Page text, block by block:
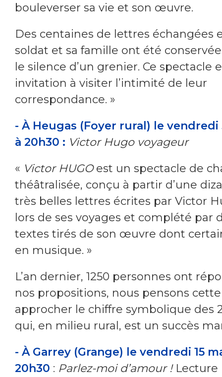
bouleverser sa vie et son œuvre.
Des centaines de lettres échangées
soldat et sa famille ont été
le silence d’un grenier. Ce spectacle
invitation à visiter l’intimité de leur
correspondance. »
- À Heugas (Foyer rural) le vendredi
à 20h30 : Victor Hugo voyageur
« Victor HUGOest un spectacle de
théâtralisée, conçu à partir d’une
très belles lettres écrites par Victor
lors de ses voyages et complété par
textes tirés de son œuvre dont
en musique. »
L’an dernier, 1250 personnes ont
nos propositions, nous pensons
approcher le chiffre symbolique des
qui, en milieu rural, est un succès
- À Garrey (Grange) le vendredi 15
20h30 : Parlez-moi d’amour !Lecture